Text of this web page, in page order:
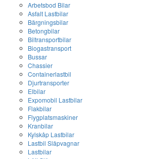
Arbetsbod Bilar
Asfalt Lastbilar
Bärgningsbilar
Betongbilar
Biltransportbilar
Biogastransport
Bussar
Chassier
Containerlastbil
Djurtransporter
Elbilar
Expomobil Lastbilar
Flakbilar
Flygplatsmaskiner
Kranbilar
Kylskåp Lastbilar
Lastbil Släpvagnar
Lastbilar